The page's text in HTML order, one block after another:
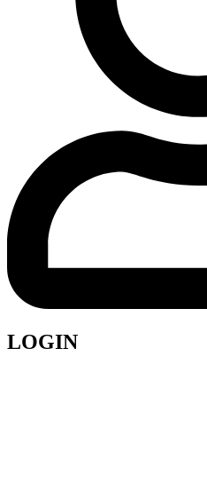
LOGIN